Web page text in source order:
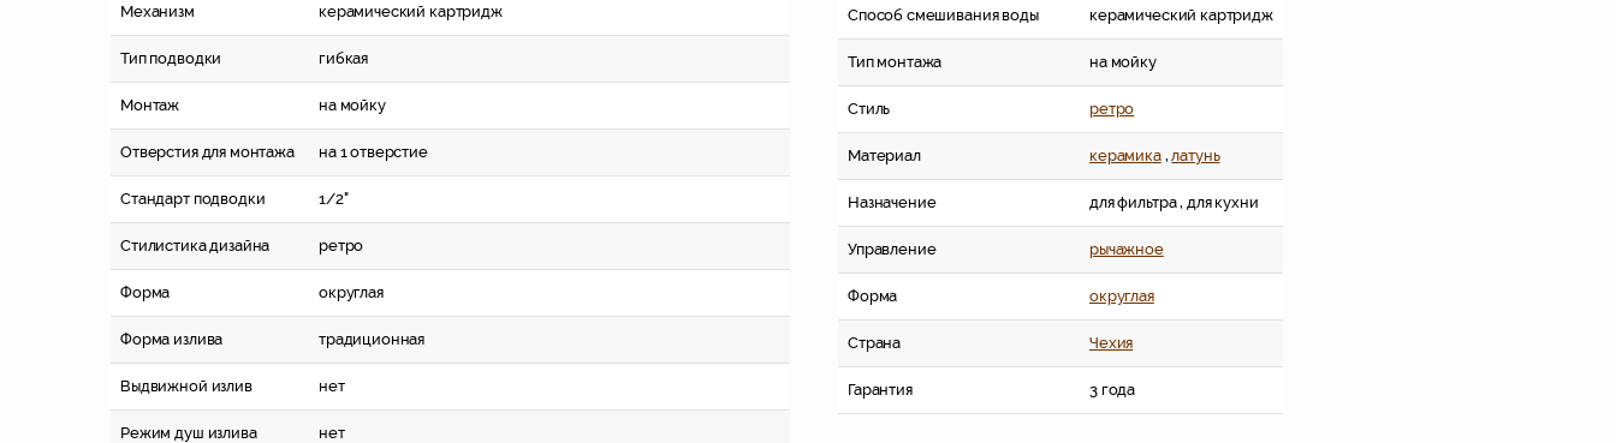
Механизм керамический картридж
Тип подводки гибкая
Монтаж на мойку
Отверстия для монтажа на 1 отверстие
Стандарт подводки 1/2"
Стилистика дизайна ретро
Форма округлая
Форма излива традиционная
Выдвижной излив нет
Режим душ излива нет
Способ смешивания воды керамический картридж
Тип монтажа на мойку
Стиль ретро
Материал керамика,латунь
Назначение для фильтра , для кухни
Управление рычажное
Форма округлая
Страна Чехия
Гарантия 3 года